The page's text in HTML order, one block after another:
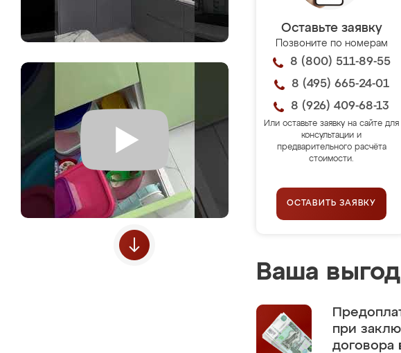
Оставьте заявку
Позвоните по номерам
8 (800) 511-89-55
8 (495) 665-24-01
8 (926) 409-68-13
Или оставьте заявку на сайте для
консультации и
предварительного расчёта
стоимости.
ОСТАВИТЬ ЗАЯВКУ
Ваша
при
договора